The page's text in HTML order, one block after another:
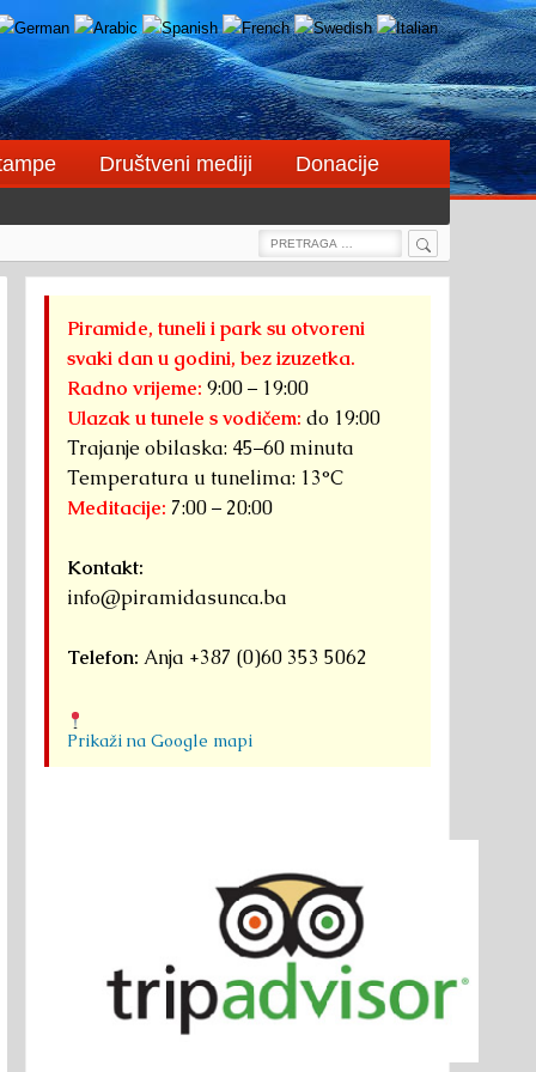
Društveni mediji
Donacije
Search
Search
Piramide, tuneli i park su otvoreni
svaki dan u godini, bez izuzetka.
Radno vrijeme: 9:00 – 19:00
Ulazak u tunele s vodičem: do 19:00
Trajanje obilaska: 45–60 minuta
Temperatura u tunelima: 13°C
Meditacije: 7:00 – 20:00
Kontakt:
info@piramidasunca.ba
Telefon: Anja +387 (0)60 353 5062
Prikaži na Google mapi